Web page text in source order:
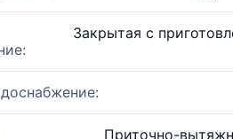
Закрытая с
Приточно-